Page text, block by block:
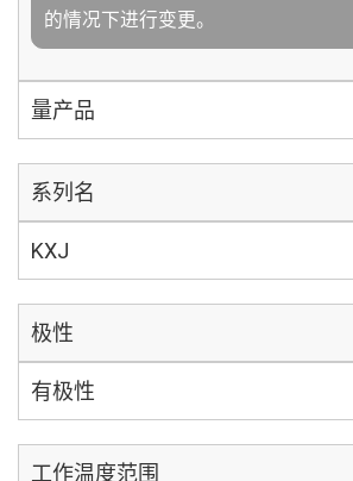
的情况下进行变更。
量产品
系列名
KXJ
极性
有极性
工作温度范围